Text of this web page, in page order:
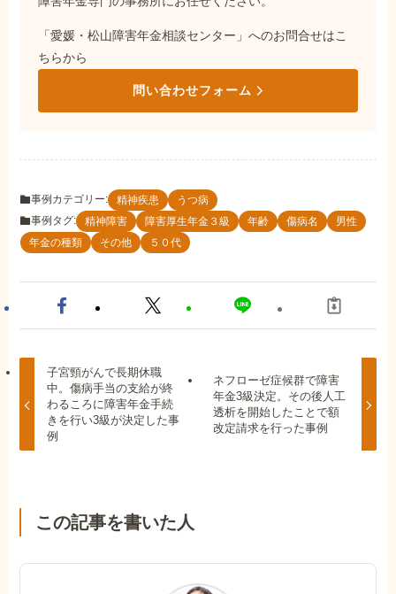
「愛媛・松山障害年金相談センター」へのお問合せはこ
ちらから
問い合わせフォーム
事例カテゴリー: 精神疾患
うつ病
事例タグ:
精神障害 障害厚生年金３級 年齢 傷病名
男性
年金の種類
その他 ５０代
子宮頸がんで長期休職
中。傷病手当の支給が終
わるころに障害年金手続
きを行い3級が決定した事
例
ネフローゼ症候群で障害
年金3級決定。その後人工
透析を開始したことで額
改定請求を行った事例
この記事を書いた人